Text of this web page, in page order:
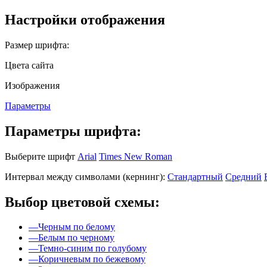
Настройки отображения
Размер шрифта:
Цвета сайта
Изображения
Параметры
Параметры шрифта:
Выберите шрифт Arial Times New Roman
Интервал между символами (кернинг): Стандартный Средний
Выбор цветовой схемы:
—Черным по белому
—Белым по черному
—Темно-синим по голубому
—Коричневым по бежевому